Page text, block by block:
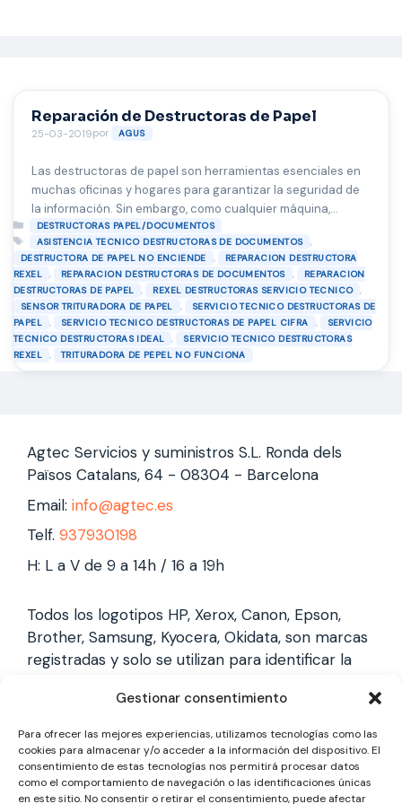
Gestionar consentimiento
Para ofrecer las mejores experiencias, utilizamos tecnologías como las
cookies para almacenar y/o acceder a la información del dispositivo. El
consentimiento de estas tecnologías nos permitirá procesar datos
como el comportamiento de navegación o las identificaciones únicas
en este sitio. No consentir o retirar el consentimiento, puede afectar
Reparación de Destructoras de Papel
25-03-2019por AGUS
Las destructoras de papel son herramientas esenciales en
muchas oficinas y hogares para garantizar la seguridad de
la información. Sin embargo, como cualquier máquina,
pueden presentar fallas y necesitar reparaciones. En este
artículo, abordaremos en detalle todo lo que necesita saber
sobre la reparación de destructoras de papel, desde los
problemas más comunes hasta las …Leer más
Categorías
DESTRUCTORAS PAPEL/DOCUMENTOS
Etiquetas
ASISTENCIA TECNICO DESTRUCTORAS DE DOCUMENTOS ,
DESTRUCTORA DE PAPEL NO ENCIENDE ,
REPARACION DESTRUCTORA
REXEL
, REPARACION DESTRUCTORAS DE DOCUMENTOS ,
REPARACION
DESTRUCTORAS DE PAPEL
, REXEL DESTRUCTORAS SERVICIO TECNICO ,
SENSOR TRITURADORA DE PAPEL ,
SERVICIO TECNICO DESTRUCTORAS DE
PAPEL
, SERVICIO TECNICO DESTRUCTORAS DE PAPEL CIFRA ,
SERVICIO
TECNICO DESTRUCTORAS IDEAL
,
SERVICIO TECNICO DESTRUCTORAS
REXEL
, TRITURADORA DE PEPEL NO FUNCIONA
Agtec Servicios y suministros S.L. Ronda dels
Països Catalans, 64 - 08304 - Barcelona
Email: info@agtec.es
Telf. 937930198
H: L a V de 9 a 14h / 16 a 19h
Todos los logotipos HP, Xerox, Canon, Epson,
Brother, Samsung, Kyocera, Okidata, son marcas
registradas y solo se utilizan para identificar la
marcas, y solo reparamos impresoras laser,
somos un servicio técnico especializado y
totalmente independiente.